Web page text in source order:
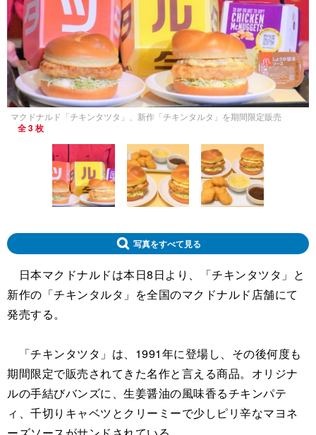
マクドナルド「チキンタツタ」、新作「チキンタルタ」を期間限定販売
全 3 枚
写真をすべて見る
日本マクドナルドは本日8日より、「チキンタツタ」と
新作の「チキンタルタ」を全国のマクドナルド店舗にて
発売する。
「チキンタツタ」は、1991年に登場し、その後何度も
期間限定で販売されてきた名作と言える商品。オリジナ
ルの手結びバンズに、生姜醤油の風味香るチキンパテ
ィ、千切りキャベツとクリーミーで少しピリ辛なマヨネ